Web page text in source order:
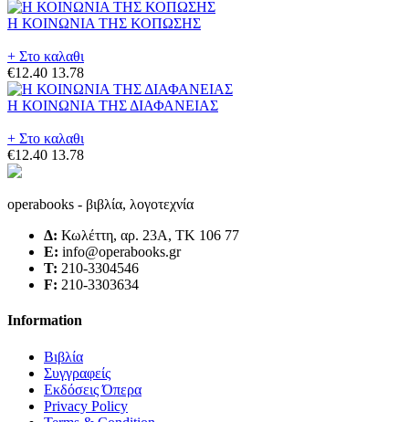
Η ΚΟΙΝΩΝΙΑ ΤΗΣ ΚΟΠΩΣΗΣ
+ Στο καλαθι
€12.40 13.78
Η ΚΟΙΝΩΝΙΑ ΤΗΣ ΔΙΑΦΑΝΕΙΑΣ
+ Στο καλαθι
€12.40 13.78
operabooks - βιβλία, λογοτεχνία
Δ: Κωλέττη, αρ. 23Α, ΤΚ 106 77
E: info@operabooks.gr
Τ: 210-3304546
F: 210-3303634
Information
Βιβλία
Συγγραφείς
Εκδόσεις Όπερα
Privacy Policy